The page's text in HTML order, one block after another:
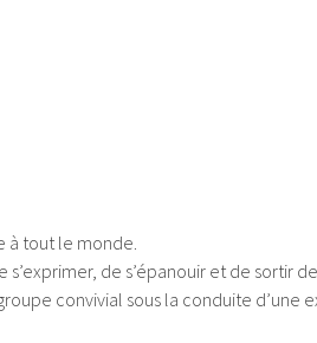
à tout le monde.
s’exprimer, de s’épanouir et de sortir
convivial sous la conduite d’une